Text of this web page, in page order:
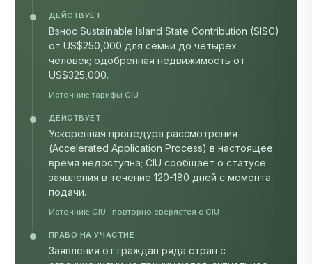
Взнос Sustainable Island State Contribution (SISC)
от US$250,000 для семьи до четырех
человек; одобренная недвижимость от
US$325,000.
Ускоренная процедура рассмотрения
(Accelerated Application Process) в настоящее
время недоступна; CIU сообщает о статусе
заявления в течение 120-180 дней с момента
подачи.
ограничениями не принимаются; актуальное